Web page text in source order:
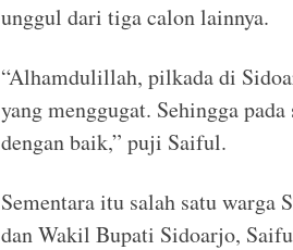
unggul dari tiga calon lainnya.
“Alhamdulillah, pilkada di
yang menggugat. Sehingga
dengan baik,” puji Saiful.
Sementara itu salah satu warga
dan Wakil Bupati Sidoarjo,